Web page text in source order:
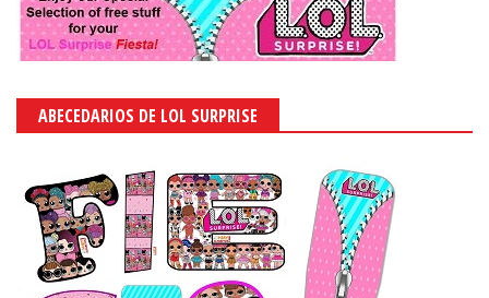
ABECEDARIOS DE LOL SURPRISE